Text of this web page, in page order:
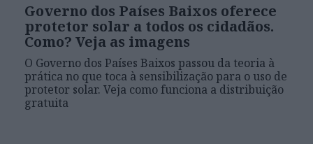
Governo dos Países Baixos oferece
protetor solar a todos os cidadãos.
Como? Veja as imagens
O Governo dos Países Baixos passou da teoria à
prática no que toca à sensibilização para o uso de
protetor solar. Veja como funciona a distribuição
gratuita